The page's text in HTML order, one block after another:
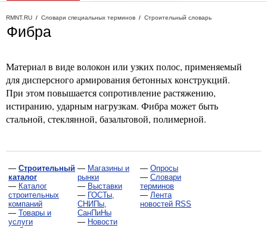
RMNT.RU / Словари специальных терминов / Строительный словарь
Фибра
Материал в виде волокон или узких полос, применяемый
для дисперсного армирования бетонных конструкций.
При этом повышается сопротивление растяжению,
истиранию, ударным нагрузкам. Фибра может быть
стальной, стеклянной, базальтовой, полимерной.
— Строительный
каталог
— Каталог
строительных
компаний
— Товары и
услуги
— Магазины и
рынки
— Выставки
— ГОСТы,
СНИПы,
СанПиНы
— Новости
— Опросы
— Словари
терминов
— Лента
новостей RSS